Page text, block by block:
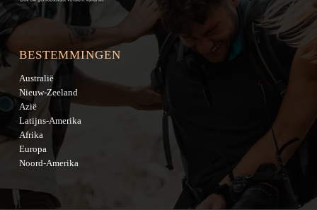
BESTEMMINGEN
Australië
Nieuw-Zeeland
Azië
Latijns-Amerika
Afrika
Europa
Noord-Amerika